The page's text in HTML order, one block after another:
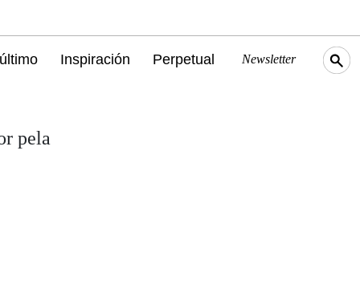
Inspiración Perpetual Newsletter
pela